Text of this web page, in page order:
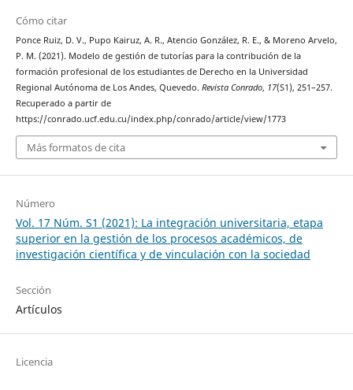
Cómo citar
Ponce Ruiz, D. V., Pupo Kairuz, A. R., Atencio González, R. E., & Moreno Arvelo,
P. M. (2021). Modelo de gestión de tutorías para la contribución de la
formación profesional de los estudiantes de Derecho en la Universidad
Regional Autónoma de Los Andes, Quevedo. Revista Conrado, 17(S1), 251–257.
Recuperado a partir de
https://conrado.ucf.edu.cu/index.php/conrado/article/view/1773
Más formatos de cita
Número
Vol. 17 Núm. S1 (2021): La integración universitaria, etapa
superior en la gestión de los procesos académicos, de
investigación científica y de vinculación con la sociedad
Sección
Artículos
Licencia